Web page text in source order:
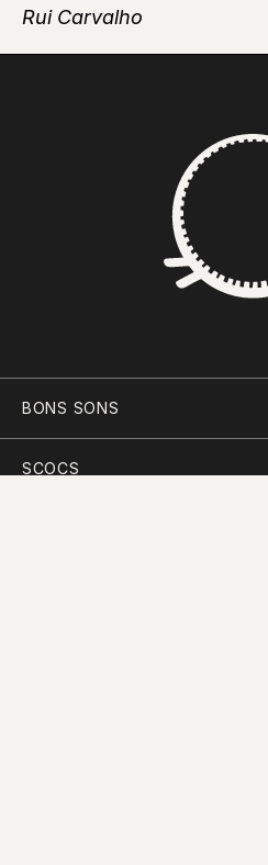
Rui Carvalho
BONS SONS
SCOCS